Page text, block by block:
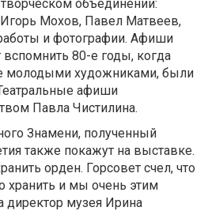
объединении:
Мохов, Павел Матвеев,
и фотографии. Афиши
80-е годы, когда
молодыми художниками, были
афиши
Павла Чистилина.
Знамени, полученный
также покажут на выставке.
орден. Горсовет счел, что
и мы очень этим
директор музея Ирина